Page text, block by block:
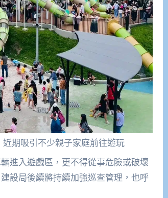
期吸引不少親子家庭前往遊玩
進入遊戲區，更不得從事危險或破壞
設局後續將持續加強巡查管理，也呼